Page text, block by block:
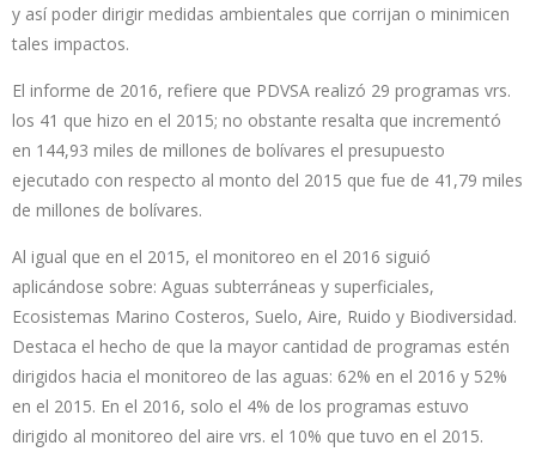
y así poder dirigir medidas ambientales que corrijan o minimicen
tales impactos.
El informe de 2016, refiere que PDVSA realizó 29 programas vrs.
los 41 que hizo en el 2015; no obstante resalta que incrementó
en 144,93 miles de millones de bolívares el presupuesto
ejecutado con respecto al monto del 2015 que fue de 41,79 miles
de millones de bolívares.
Al igual que en el 2015, el monitoreo en el 2016 siguió
aplicándose sobre: Aguas subterráneas y superficiales,
Ecosistemas Marino Costeros, Suelo, Aire, Ruido y Biodiversidad.
Destaca el hecho de que la mayor cantidad de programas estén
dirigidos hacia el monitoreo de las aguas: 62% en el 2016 y 52%
en el 2015. En el 2016, solo el 4% de los programas estuvo
dirigido al monitoreo del aire vrs. el 10% que tuvo en el 2015.